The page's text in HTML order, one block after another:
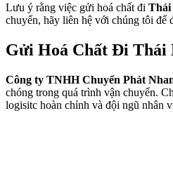
Lưu ý rằng việc gửi hoá chất đi Thái
chuyển, hãy liên hệ với chúng tôi để
Gửi Hoá Chất Đi Thái
Công ty TNHH Chuyển Phát
chóng trong quá trình vận chuyển.
logisitc hoàn chỉnh và đội ngũ nhân